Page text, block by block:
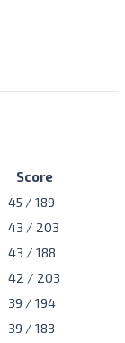
Score
45 / 189
43 / 203
43 / 188
42 / 203
39 / 194
39 / 183